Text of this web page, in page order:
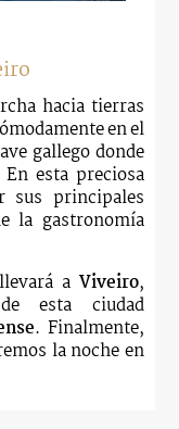
hacia tierras
en el
gallego donde
esta preciosa
sus principales
la gastronomía
a Viveiro,
esta ciudad
. Finalmente,
la noche en